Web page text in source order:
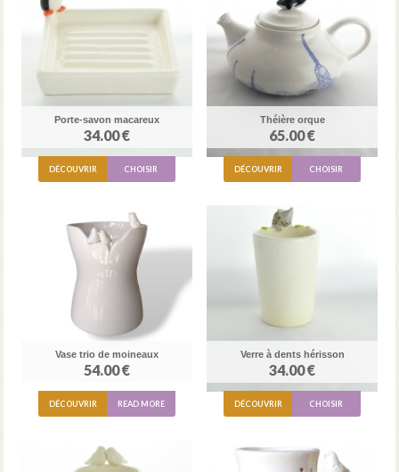
Porte-savon macareux
34.00 €
DÉCOUVRIR CHOISIR
Théière orque
65.00 €
DÉCOUVRIR CHOISIR
Vase trio de moineaux
54.00 €
DÉCOUVRIR READ MORE
Verre à dents hérisson
34.00 €
DÉCOUVRIR CHOISIR